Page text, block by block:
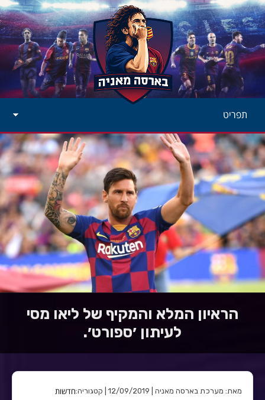
תפריט
הראיון המלא והמקיף של ליאו מסי
לעיתון ׳ספורט׳.
מאת: מערכת בארסה מאניה | 12/09/2019 | קטגוריה: חדשות